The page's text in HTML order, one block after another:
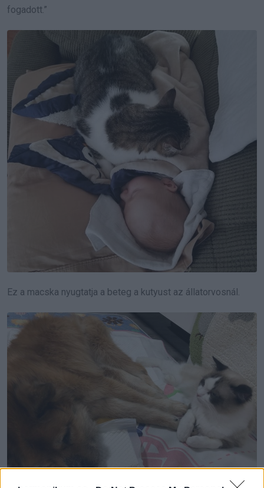
fogadott.”
Ez a macska nyugtatja a beteg a kutyust az állatorvosnál.